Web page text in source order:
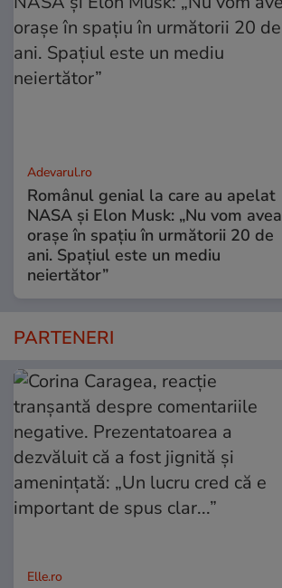
Adevarul.ro
Românul genial la care au apelat
NASA și Elon Musk: „Nu vom avea
orașe în spațiu în următorii 20 de
ani. Spațiul este un mediu
neiertător”
PARTENERI
Elle.ro